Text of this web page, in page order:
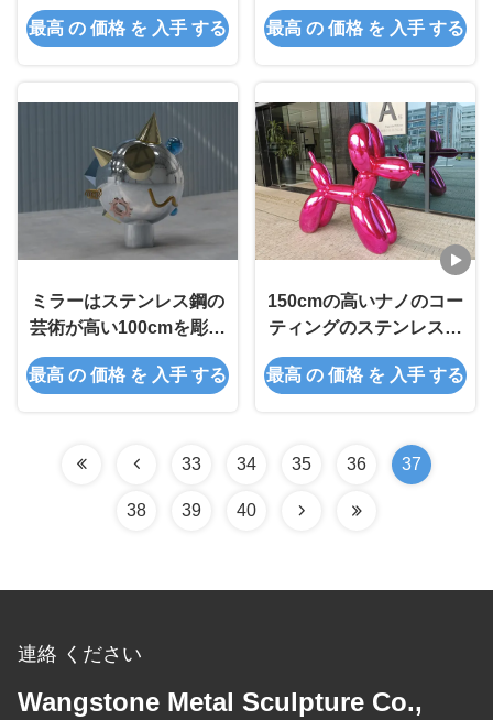
吹き付けること
最高 の 価格 を 入手 する
彫刻
最高 の 価格 を 入手 する
ミラーはステンレス鋼の
芸術が高い100cmを彫る
316を磨いた
最高 の 価格 を 入手 する
150cmの高いナノのコー
ティングのステンレス鋼
の気球犬の彫刻
最高 の 価格 を 入手 する
33 34 35 36 37
38 39 40
連絡 ください
Wangstone Metal Sculpture Co.,